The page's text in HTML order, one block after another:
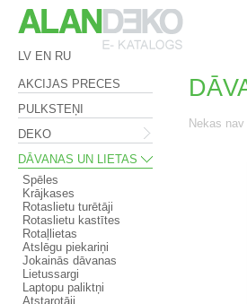
LV EN RU
Nekas
AKCIJAS PRECES
PULKSTEŅI
DEKO
DĀVANAS UN LIETAS
Spēles
Krājkases
Rotaslietu turētāji
Rotaslietu kastītes
Rotaļlietas
Atslēgu piekariņi
Jokainās dāvanas
Lietussargi
Laptopu paliktņi
Atstarotāji